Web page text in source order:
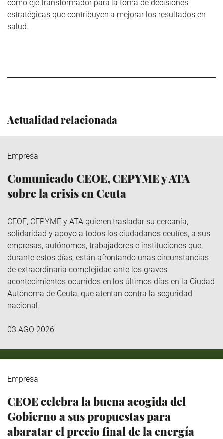
como eje transformador para la toma de decisiones
estratégicas que contribuyen a mejorar los resultados en
salud.
Actualidad relacionada
Empresa
Comunicado CEOE, CEPYME y ATA
sobre la crisis en Ceuta
CEOE, CEPYME y ATA quieren trasladar su cercanía,
solidaridad y apoyo a todos los ciudadanos ceutíes, a sus
empresas, autónomos, trabajadores e instituciones que,
durante estos días, están afrontando unas circunstancias
de extraordinaria complejidad ante los graves
acontecimientos ocurridos en los últimos días en la Ciudad
Autónoma de Ceuta, que atentan contra la seguridad
nacional.
03 AGO 2026
Empresa
CEOE celebra la buena acogida del
Gobierno a sus propuestas para
abaratar el precio final de la energía